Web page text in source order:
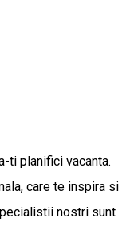
ti planifici vacanta.
care te inspira si
nostri sunt